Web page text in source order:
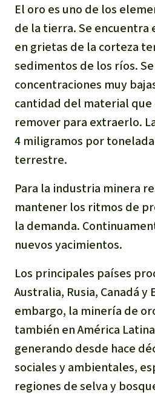
El oro es uno de los
de la tierra. Se encuentra
en grietas de la corteza
sedimentos de los ríos.
concentraciones muy
cantidad del material que
remover para extraerlo.
4 miligramos por
terrestre.
Para la industria minera
mantener los ritmos de
la demanda.
nuevos yacimientos.
Los principales países
Australia, Rusia, Canadá y
embargo, la minería de
también en América
generando desde hace
sociales y ambientales,
regiones de selva y